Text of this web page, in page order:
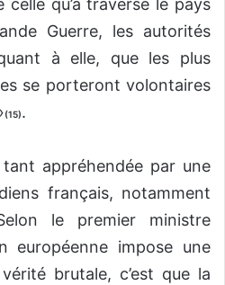
qu’a traversé le pays
Guerre, les autorités
à elle, que les plus
se porteront volontaires
(15).
appréhendée par une
français, notamment
le premier ministre
européenne impose une
brutale, c’est que la